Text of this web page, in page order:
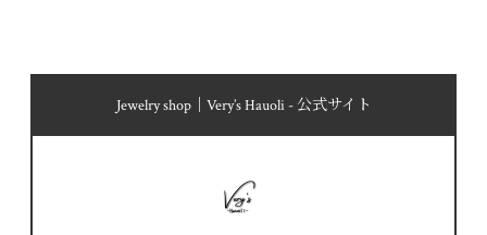
Jewelry shop｜Very’s Hauoli - 公式サイト